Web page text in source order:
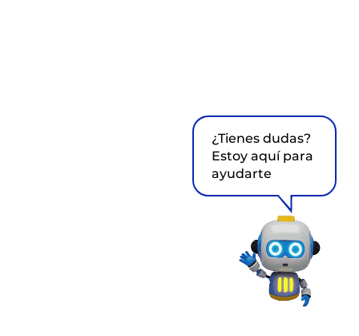
¿Tienes dudas?
Estoy aquí para
ayudarte